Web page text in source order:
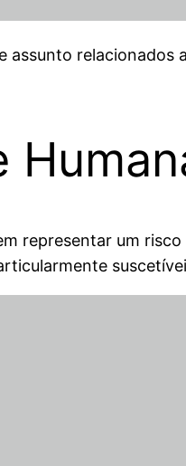
representar um